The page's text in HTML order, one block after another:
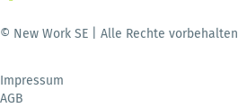
© New Work SE | Alle Rechte vorbehalten
Impressum
AGB